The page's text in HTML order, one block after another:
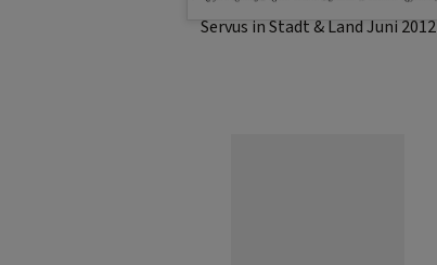
Servus in Stadt & Land Juni 2012